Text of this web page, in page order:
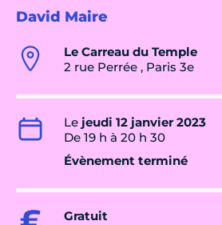
David Maire
Le Carreau du Temple
2 rue Perrée , Paris 3e
Le jeudi 12 janvier 2023
De 19 h à 20 h 30
Évènement terminé
Gratuit